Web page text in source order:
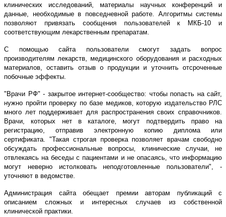
клинических исследований, материалы научных конференций и
данные, необходимые в повседневной работе. Алгоритмы системы
позволяют привязать сообщения пользователей к МКБ-10 и
соответствующим лекарственным препаратам.
С помощью сайта пользователи смогут задать вопрос
производителям лекарств, медицинского оборудования и расходных
материалов, оставить отзыв о продукции и уточнить отсроченные
побочные эффекты.
"Врачи РФ" - закрытое интернет-сообщество: чтобы попасть на сайт,
нужно пройти проверку по базе медиков, которую издательство РЛС
много лет поддерживает для распространения своих справочников.
Врачи, которых нет в каталоге, могут подтвердить право на
регистрацию, отправив электронную копию диплома или
сертификата. "Такая строгая проверка позволяет врачам свободно
обсуждать профессиональные вопросы, клинические случаи, не
отвлекаясь на беседы с пациентами и не опасаясь, что информацию
могут неверно истолковать неподготовленные пользователи", -
уточняют в ведомстве.
Администрация сайта обещает премии авторам публикаций с
описанием сложных и интересных случаев из собственной
клинической практики.